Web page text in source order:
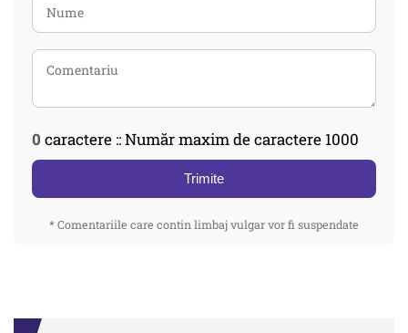
0 caractere :: Număr maxim de caractere 1000
Trimite
* Comentariile care contin limbaj vulgar vor fi suspendate